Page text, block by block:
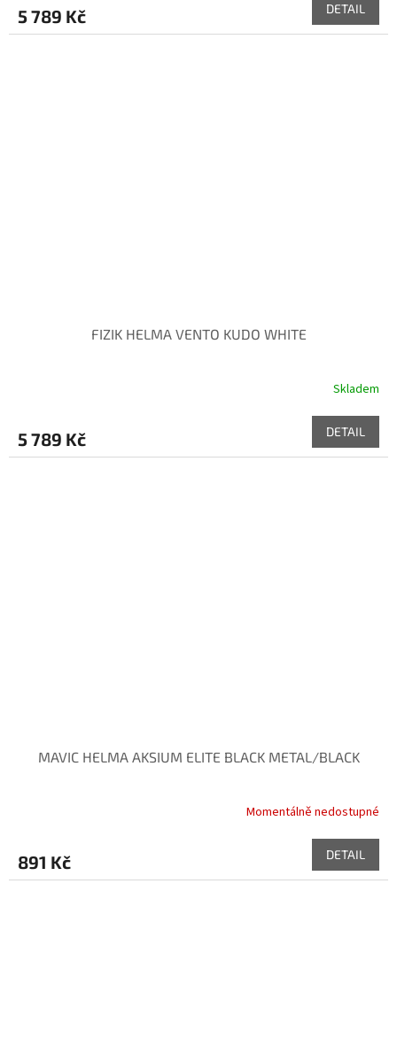
5 789 Kč DETAIL
FIZIK HELMA VENTO KUDO WHITE
Skladem
5 789 Kč DETAIL
MAVIC HELMA AKSIUM ELITE BLACK METAL/BLACK
Momentálně nedostupné
891 Kč DETAIL